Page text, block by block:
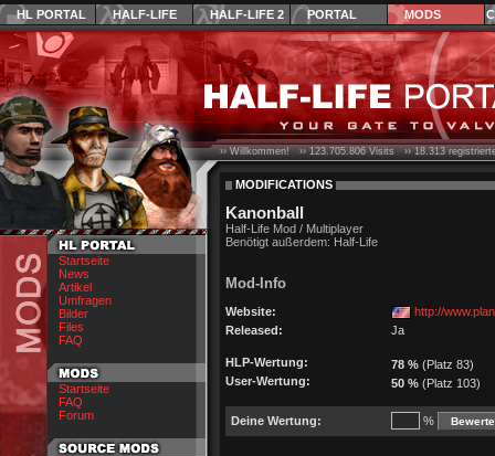
HL PORTAL HALF-LIFE HALF-LIFE 2 PORTAL MODS
Startseite
News
Artikel
Umfragen
Bilder
Files
FAQ
Startseite
FAQ
Forum
›› Willkommen! ››123.705.806Visits ››18.313
MODIFICATIONS
Kanonball
Half-Life Mod / Multiplayer
Benötigt außerdem: Half-Life
Mod-Info
Website:
http://
Released:
Ja
HLP-Wertung: 78 % (Platz 83)
User-Wertung:
50 % (Platz 103)
Deine Wertung: %